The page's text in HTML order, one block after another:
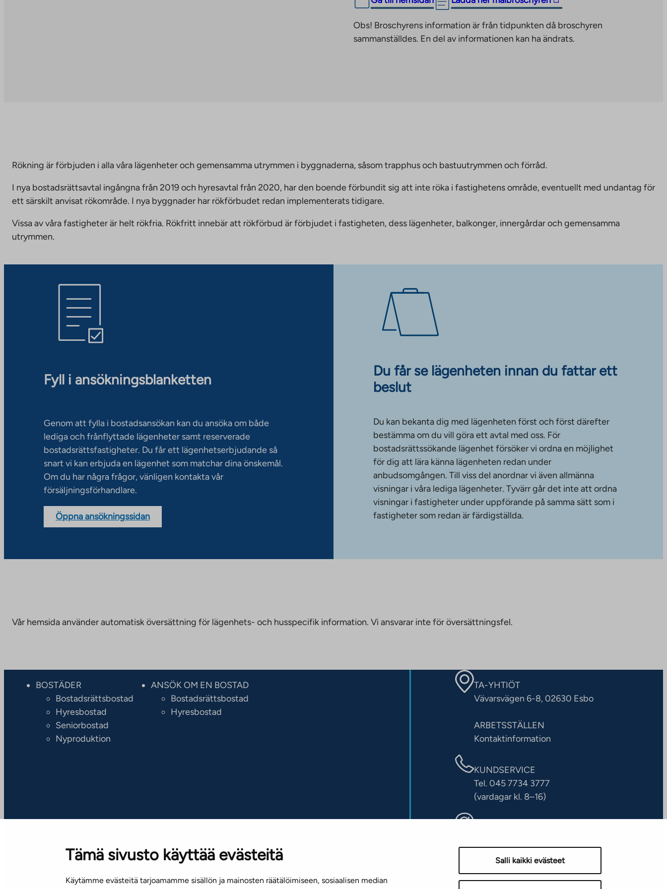
Tämä sivusto käyttää evästeitä
Käytämme evästeitä tarjoamamme sisällön ja mainosten räätälöimiseen, sosiaalisen median
Salli kaikki evästeet
takes
you
new
Obs! Broschyrens information är från tidpunkten då broschyren
sammanställdes. En del av informationen kan ha ändrats.
Rökning är förbjuden i alla våra lägenheter och gemensamma utrymmen i byggnaderna, såsom trapphus och bastuutrymmen och förråd.
I nya bostadsrättsavtal ingångna från 2019 och hyresavtal från 2020, har den boende förbundit sig att inte röka i fastighetens område, eventuellt med undantag för
ett särskilt anvisat rökområde. I nya byggnader har rökförbudet redan implementerats tidigare.
Vissa av våra fastigheter är helt rökfria. Rökfritt innebär att rökförbud är förbjudet i fastigheten, dess lägenheter, balkonger, innergårdar och gemensamma
utrymmen.
Fyll i ansökningsblanketten
Genom att fylla i bostadsansökan kan du ansöka om både
lediga och frånflyttade lägenheter samt reserverade
bostadsrättsfastigheter. Du får ett lägenhetserbjudande så
snart vi kan erbjuda en lägenhet som matchar dina önskemål.
Om du har några frågor, vänligen kontakta vår
försäljningsförhandlare.
Öppna ansökningssidan
Du får se lägenheten innan du fattar ett
beslut
Du kan bekanta dig med lägenheten först och först därefter
bestämma om du vill göra ett avtal med oss. För
bostadsrättssökande lägenhet försöker vi ordna en möjlighet
för dig att lära känna lägenheten redan under
anbudsomgången. Till viss del anordnar vi även allmänna
visningar i våra lediga lägenheter. Tyvärr går det inte att ordna
visningar i fastigheter under uppförande på samma sätt som i
fastigheter som redan är färdigställda.
Vår hemsida använder automatisk översättning för lägenhets- och husspecifik information. Vi ansvarar inte för översättningsfel.
BOSTÄDER
Bostadsrättsbostad
Hyresbostad
Seniorbostad
Nyproduktion
ANSÖK OM EN BOSTAD
Bostadsrättsbostad
Hyresbostad
TA-YHTIÖT
Vävarsvägen 6-8, 02630 Esbo
ARBETSSTÄLLEN
Kontaktinformation
KUNDSERVICE
Tel. 045 7734 3777
(vardagar kl. 8–16)